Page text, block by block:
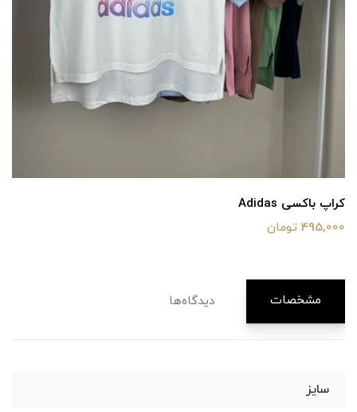
کراپ باکسی Adidas
495,000 تومان
مشخصات دیدگاه‌ها
سایز